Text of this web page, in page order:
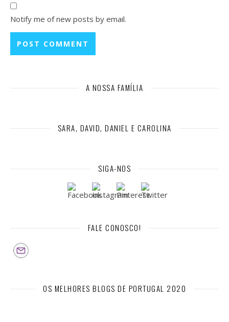
Notify me of new posts by email.
A NOSSA FAMÍLIA
SARA, DAVID, DANIEL E CAROLINA
SIGA-NOS
FALE CONOSCO!
OS MELHORES BLOGS DE PORTUGAL 2020